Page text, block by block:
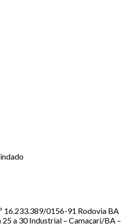
16.233.389/0156-91 Rodovia BA
a 30 Industrial – Camaçari/BA –